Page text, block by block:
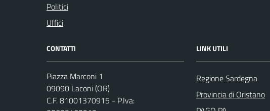
Politici
Uffici
CONTATTI
Piazza Marconi 1
09090 Laconi (OR)
C.F. 81001370915 - P.Iva:
LINK UTILI
Regione Sardegna
Provincia di Oristano